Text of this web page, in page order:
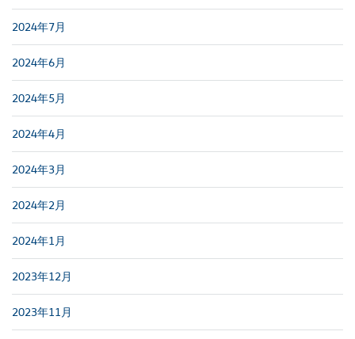
2024年7月
2024年6月
2024年5月
2024年4月
2024年3月
2024年2月
2024年1月
2023年12月
2023年11月